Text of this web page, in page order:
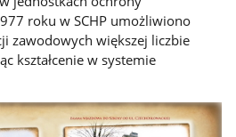
roku w SCHP umożliwiono
zawodowych większej liczbie
kształcenie w systemie